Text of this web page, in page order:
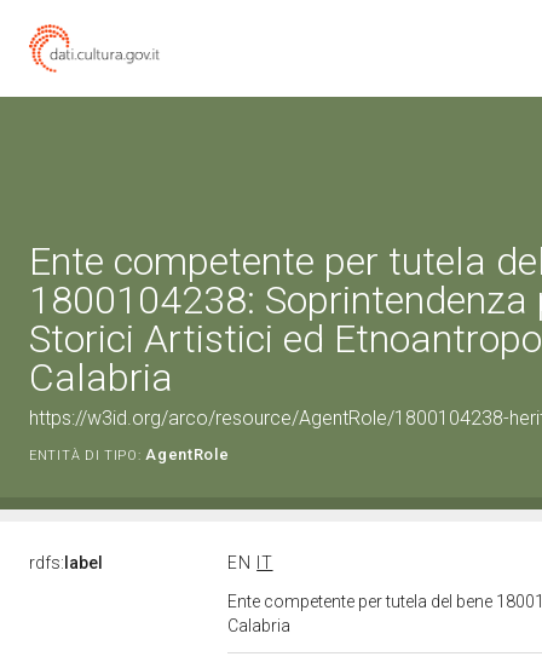
Ente competente per tutela
1800104238: Soprintendenza
Storici Artistici ed
Calabria
https://w3id.org/arco/resource/AgentRole/1800104238-
ENTITÀ DI TIPO: AgentRole
rdfs: label EN
IT
Ente competente per tutela del bene
Calabria